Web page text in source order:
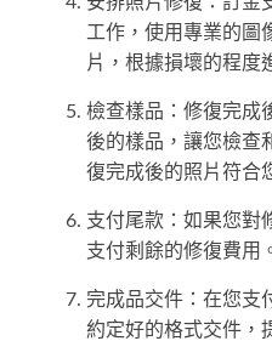
工作，使用專業的圖
片，根據損壞的程度
檢查樣品：修復完成
後的樣品，讓您檢查
復完成後的照片符合
支付尾款：如果您對
支付剩餘的修復費用
完成品交件：在您支
約定好的格式交件，